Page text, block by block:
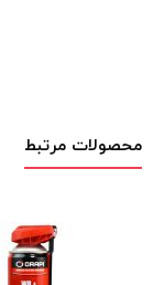
محصولات مرتبط